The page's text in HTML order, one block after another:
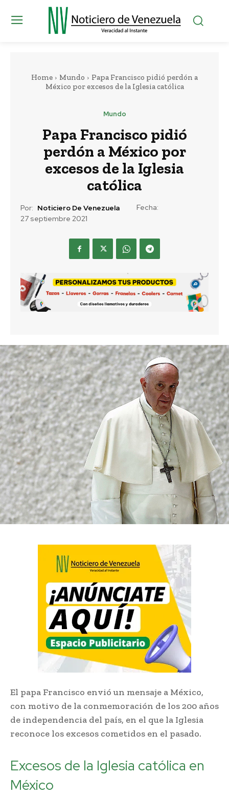
Home Mundo
Papa Francisco pidió perdón a
México por excesos de la Iglesia católica
Mundo
Papa Francisco pidió
perdón a México por
excesos de la Iglesia
católica
Por: Noticiero De Venezuela
Fecha:
27 septiembre 2021
El papa Francisco envió un mensaje a México,
con motivo de la conmemoración de los 200 años
de independencia del país, en el que la Iglesia
reconoce los excesos cometidos en el pasado.
Excesos de la Iglesia católica en
México